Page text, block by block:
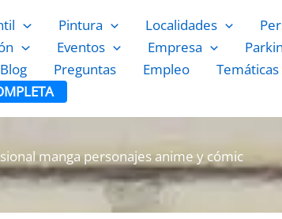
Pintura Localidades
Eventos Empresa
Blog Preguntas Empleo Temáticas
manga personajes anime y cómic